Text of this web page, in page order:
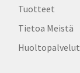
Tuotteet
Tietoa Meistä
Huoltopalvelut